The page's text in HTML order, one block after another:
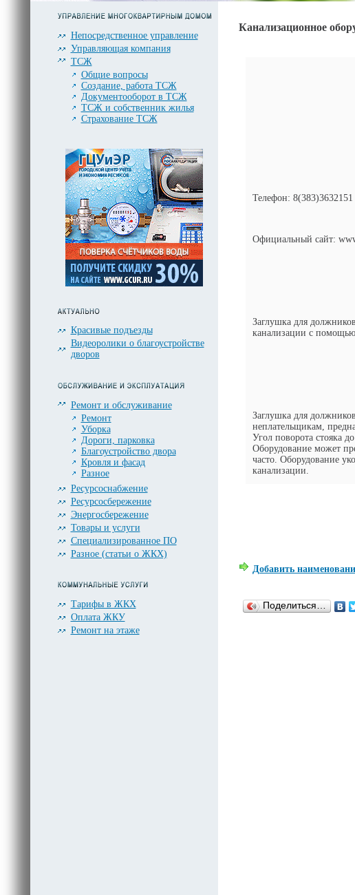
Непосредственное управление
Управляющая компания
ТСЖ
Общие вопросы
Создание, работа ТСЖ
Документооборот в ТСЖ
ТСЖ и собственник жилья
Страхование ТСЖ
Красивые подъезды
Видеоролики о благоустройстве
дворов
Ремонт и обслуживание
Ремонт
Уборка
Дороги, парковка
Благоустройство двора
Кровля и фасад
Разное
Ресурсоснабжение
Ресурсосбережение
Энергосбережение
Товары и услуги
Специализированное ПО
Разное (статьи о ЖКХ)
Тарифы в ЖКХ
Оплата ЖКУ
Ремонт на этаже
Канализационное
Телефон: 8(383)3632151
Официальный сайт:
Заглушка для
канализации с помощью
Заглушка для
неплательщикам,
Угол поворота стояка
Оборудование может
часто. Оборудование
канализации.
Добавить
Поделиться…